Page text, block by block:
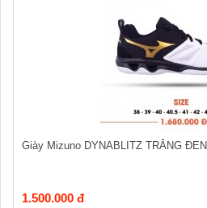
Giày Mizuno DYNABLITZ TRẮNG ĐEN
1.500.000 đ